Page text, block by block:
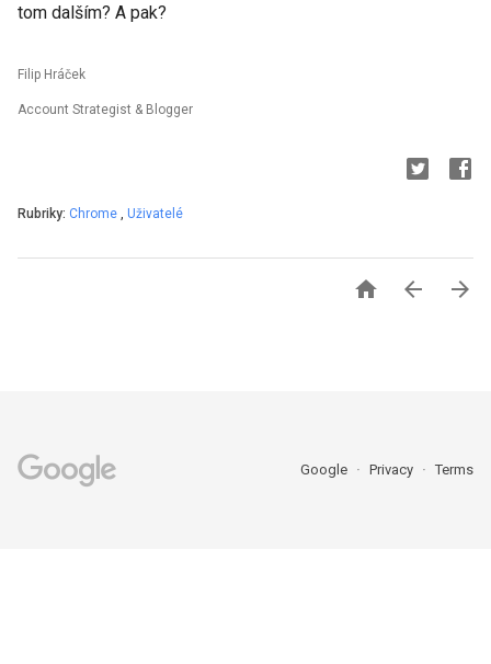
tom dalším? A pak?
Filip Hráček
Account Strategist & Blogger
Rubriky: Chrome , Uživatelé
  
Google Privacy Terms